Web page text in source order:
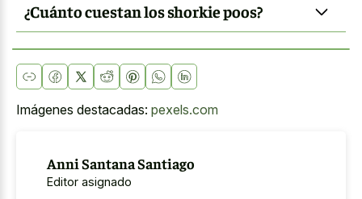
¿Cuánto cuestan los shorkie poos?
Imágenes destacadas: pexels.com
Anni Santana Santiago
Editor asignado